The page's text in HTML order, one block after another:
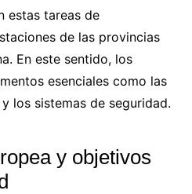
estas tareas de
de las provincias
En este sentido, los
esenciales como las
los sistemas de seguridad.
y objetivos